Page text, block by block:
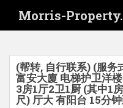
i
Morris-
(帮转, 自行联系) (服
富安大廈 电梯护卫洋
3房1厅2卫1厨 (其中1
尺) 厅大 有阳台 15分